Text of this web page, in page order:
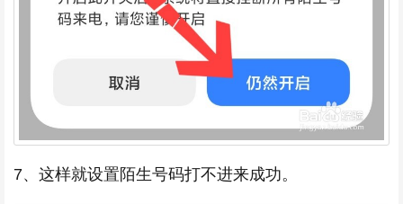
7、这样就设置陌生号码打不进来成功。